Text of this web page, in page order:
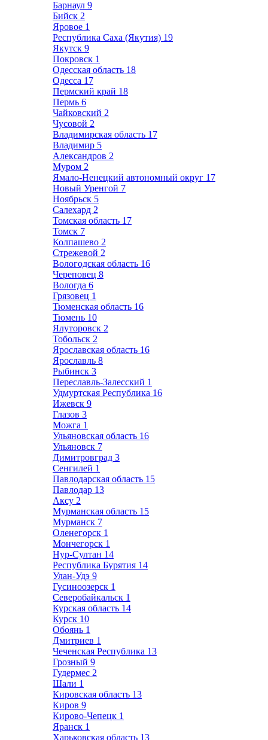
Барнаул 9
Бийск 2
Яровое 1
Республика Саха (Якутия) 19
Якутск 9
Покровск 1
Одесская область 18
Одесса 17
Пермский край 18
Пермь 6
Чайковский 2
Чусовой 2
Владимирская область 17
Владимир 5
Александров 2
Муром 2
Ямало-Ненецкий автономный округ 17
Новый Уренгой 7
Ноябрьск 5
Салехард 2
Томская область 17
Томск 7
Колпашево 2
Стрежевой 2
Вологодская область 16
Череповец 8
Вологда 6
Грязовец 1
Тюменская область 16
Тюмень 10
Ялуторовск 2
Тобольск 2
Ярославская область 16
Ярославль 8
Рыбинск 3
Переславль-Залесский 1
Удмуртская Республика 16
Ижевск 9
Глазов 3
Можга 1
Ульяновская область 16
Ульяновск 7
Димитровград 3
Сенгилей 1
Павлодарская область 15
Павлодар 13
Аксу 2
Мурманская область 15
Мурманск 7
Оленегорск 1
Мончегорск 1
Нур-Султан 14
Республика Бурятия 14
Улан-Удэ 9
Гусиноозерск 1
Северобайкальск 1
Курская область 14
Курск 10
Обоянь 1
Дмитриев 1
Чеченская Республика 13
Грозный 9
Гудермес 2
Шали 1
Кировская область 13
Киров 9
Кирово-Чепецк 1
Яранск 1
Харьковская область 13